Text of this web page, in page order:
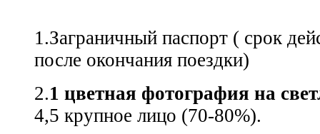
1.Заграничный паспорт ( срок
после окончания поездки)
2.1 цветная фотография на
4,5 крупное лицо (70-80%).